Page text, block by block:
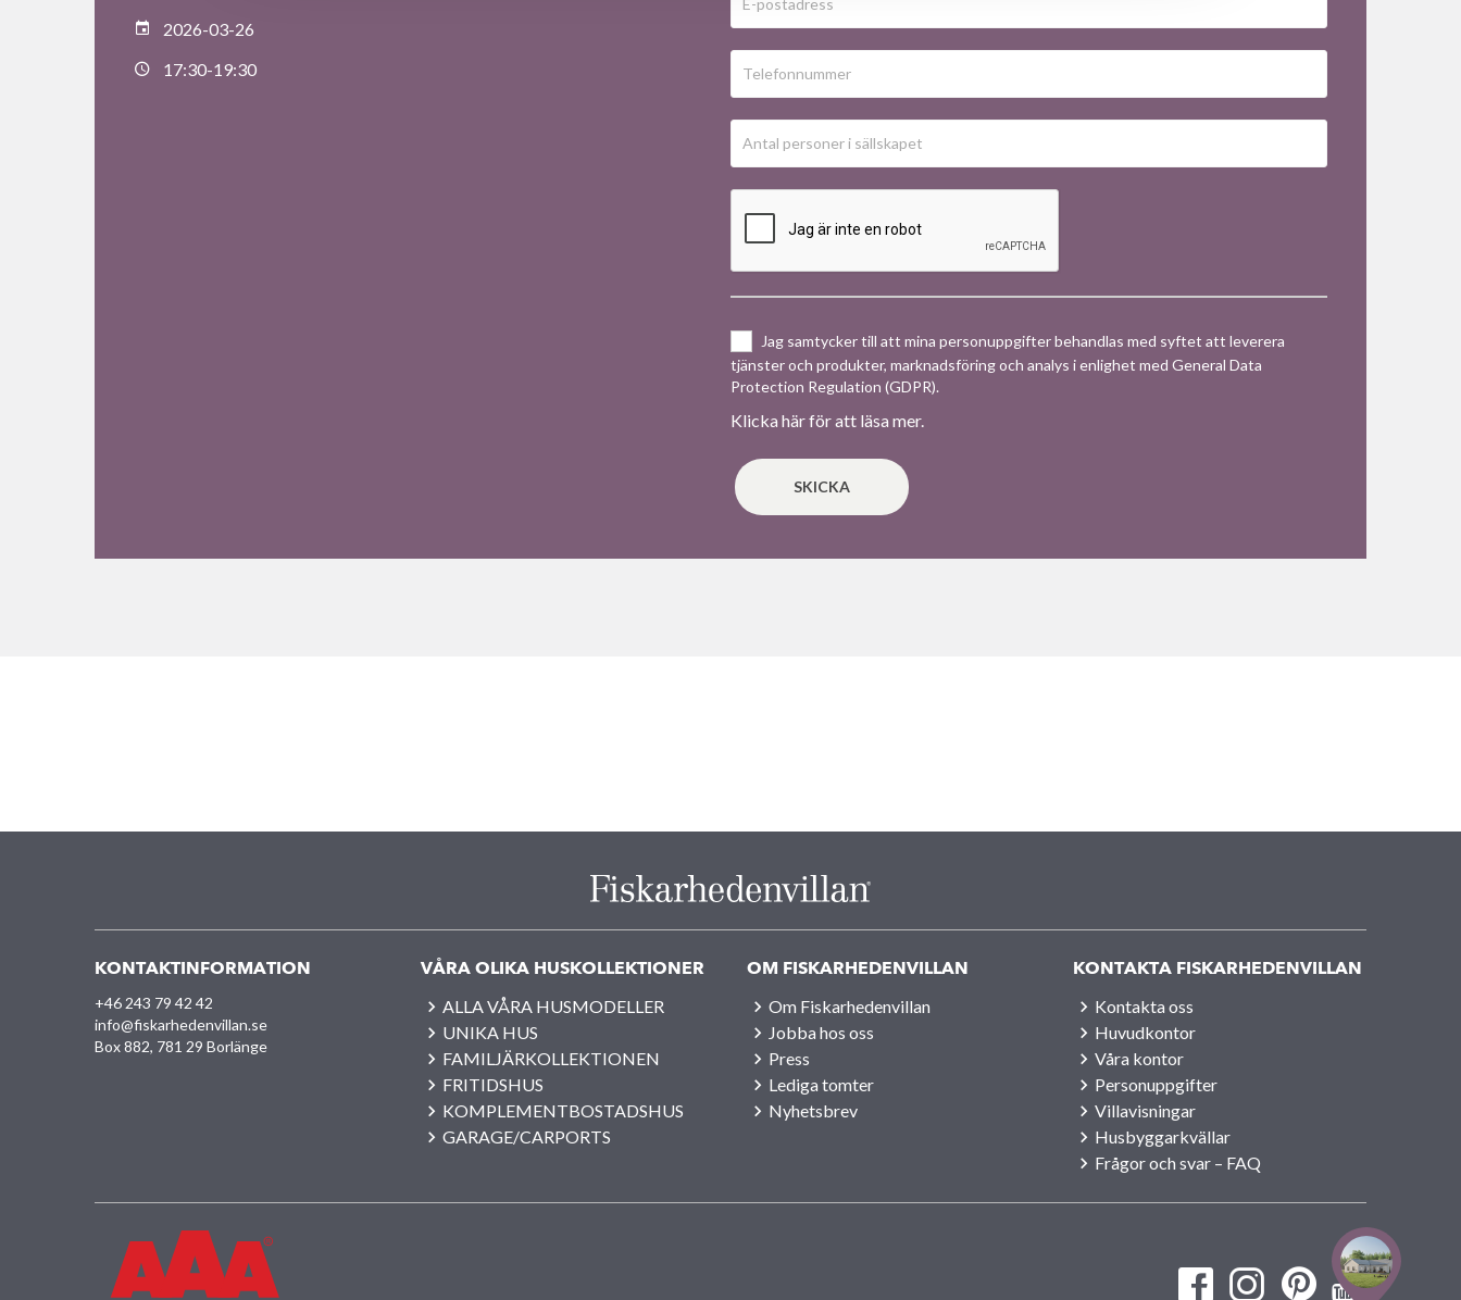
2026-03-26
17:30-19:30
Jag samtycker till att mina personuppgifter behandlas med syftet att leverera
tjänster och produkter, marknadsföring och analys i enlighet med General Data
Protection Regulation (GDPR).
Klicka här för att läsa mer.
KONTAKTINFORMATION
+46 243 79 42 42
info@fiskarhedenvillan.se
Box 882, 781 29 Borlänge
VÅRA OLIKA HUSKOLLEKTIONER
ALLA VÅRA HUSMODELLER
UNIKA HUS
FAMILJÄRKOLLEKTIONEN
FRITIDSHUS
KOMPLEMENTBOSTADSHUS
GARAGE/CARPORTS
OM FISKARHEDENVILLAN
Om Fiskarhedenvillan
Jobba hos oss
Press
Lediga tomter
Nyhetsbrev
KONTAKTA FISKARHEDENVILLAN
Kontakta oss
Huvudkontor
Våra kontor
Personuppgifter
Villavisningar
Husbyggarkvällar
Frågor och svar – FAQ